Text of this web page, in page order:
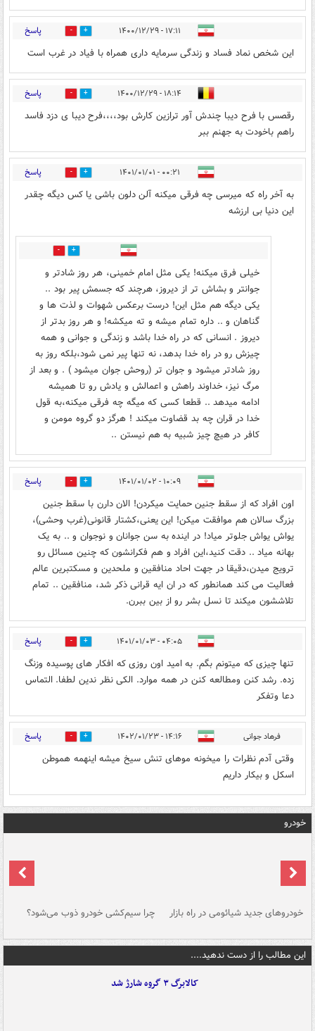
۱۷:۱۱ - ۱۴۰۰/۱۲/۲۹ 2 پاسخ
این شخص نماد فساد و زندگی سرمایه داری همراه با فیاد در غرب است
۱۸:۱۴ - ۱۴۰۰/۱۲/۲۹ 1 پاسخ
رقصس با فرح دیبا چندش آور ترازین کارش بود،،،،فرح دیبا ی دزد فاسد
راهم باخودت به جهنم ببر
۰۰:۲۱ - ۱۴۰۱/۰۱/۰۱ 1 پاسخ
به آخر راه که میرسی چه فرقی میکنه آلن دلون باشی یا کس دیگه چقدر
این دنیا بی ارزشه
2
خیلی فرق میکنه! یکی مثل امام خمینی، هر روز شادتر و
جوانتر و بشاش تر از دیروز، هرچند که جسمش پیر بود ..
یکی دیگه هم مثل این! درست برعکس شهوات و لذت ها و
گناهان و .. داره تمام میشه و ته میکشه! و هر روز بدتر از
دیروز . انسانی که در راه خدا باشد و زندگی و جوانی و همه
چیزش رو در راه خدا بدهد، نه تنها پیر نمی شود،بلکه روز به
روز شادتر میشود و جوان تر (روحش جوان میشود ) . و بعد از
مرگ نیز، خداوند راهش و اعمالش و یادش رو تا همیشه
ادامه میدهد .. قطعا کسی که میگه چه فرقی میکنه،به قول
خدا در قران چه بد قضاوت میکند ! هرگز دو گروه مومن و
کافر در هیچ چیز شبیه به هم نیستن ..
۱۰:۰۹ - ۱۴۰۱/۰۱/۰۲ 2 پاسخ
اون افراد که از سقط جنین حمایت میکردن! الان دارن با سقط جنین
بزرگ سالان هم موافقت میکن! این یعنی،کشتار قانونی(غرب وحشی)،
یواش یواش جلوتر میاد! در اینده به سن جوانان و نوجوان و .. به یک
بهانه میاد .. دقت کنید،این افراد و هم فکرانشون که چنین مسائل رو
ترویج میدن،دقیقا در جهت احاد منافقین و ملحدین و مسکتبرین عالم
فعالیت می کند همانطور که در ان ایه قرانی ذکر شد، منافقین .. تمام
تلاششون میکند تا نسل بشر رو از بین ببرن.
۰۴:۰۵ - ۱۴۰۱/۰۱/۰۳ 2 پاسخ
تنها چیزی که میتونم بگم. به امید اون روزی که افکار های پوسیده وزنگ
زده. رشد کنن ومطالعه کنن در همه موارد. الکی نظر ندین لطفا. التماس
دعا وتفکر
فرهاد جوانی ۱۴:۱۶ - ۱۴۰۲/۰۱/۲۳ 3 پاسخ
وقتی آدم نظرات را میخونه موهای تنش سیخ میشه اینهمه هموطن
اسکل و بیکار داریم
خودرو
خودروهای جدید شیائومی در راه بازار چرا سیم‌کشی خودرو ذوب می‌شود؟
این مطالب را از دست ندهید....
کالابرگ ۳ گروه شارژ شد